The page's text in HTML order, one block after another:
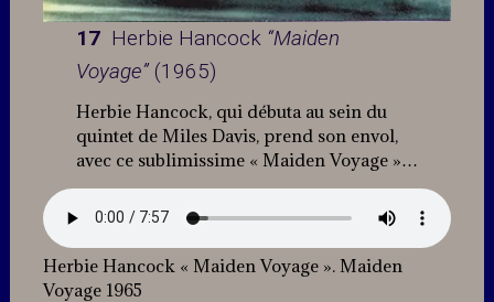
17 Herbie Hancock “Maiden
Voyage”(1965)
Herbie Hancock, qui débuta au sein du
quintet de Miles Davis, prend son envol,
avec ce sublimissime « Maiden Voyage »…
Herbie Hancock « Maiden Voyage ». Maiden
Voyage 1965